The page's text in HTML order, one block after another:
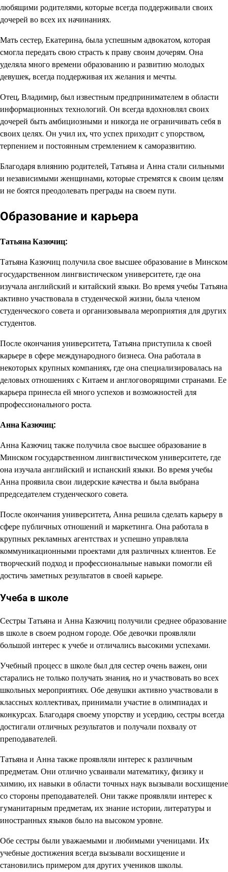
любящими родителями, которые всегда поддерживали своих
дочерей во всех их начинаниях.
Мать сестер, Екатерина, была успешным адвокатом, которая
смогла передать свою страсть к праву своим дочерям. Она
уделяла много времени образованию и развитию молодых
девушек, всегда поддерживая их желания и мечты.
Отец, Владимир, был известным предпринимателем в области
информационных технологий. Он всегда вдохновлял своих
дочерей быть амбициозными и никогда не ограничивать себя в
своих целях. Он учил их, что успех приходит с упорством,
терпением и постоянным стремлением к саморазвитию.
Благодаря влиянию родителей, Татьяна и Анна стали сильными
и независимыми женщинами, которые стремятся к своим целям
и не боятся преодолевать преграды на своем пути.
Образование и карьера
Татьяна Казючиц:
Татьяна Казючиц получила свое высшее образование в Минском
государственном лингвистическом университете, где она
изучала английский и китайский языки. Во время учебы Татьяна
активно участвовала в студенческой жизни, была членом
студенческого совета и организовывала мероприятия для других
студентов.
После окончания университета, Татьяна приступила к своей
карьере в сфере международного бизнеса. Она работала в
некоторых крупных компаниях, где она специализировалась на
деловых отношениях с Китаем и англоговорящими странами. Ее
карьера принесла ей много успехов и возможностей для
профессионального роста.
Анна Казючиц:
Анна Казючиц также получила свое высшее образование в
Минском государственном лингвистическом университете, где
она изучала английский и испанский языки. Во время учебы
Анна проявила свои лидерские качества и была выбрана
председателем студенческого совета.
После окончания университета, Анна решила сделать карьеру в
сфере публичных отношений и маркетинга. Она работала в
крупных рекламных агентствах и успешно управляла
коммуникационными проектами для различных клиентов. Ее
творческий подход и профессиональные навыки помогли ей
достичь заметных результатов в своей карьере.
Учеба в школе
Сестры Татьяна и Анна Казючиц получили среднее образование
в школе в своем родном городе. Обе девочки проявляли
большой интерес к учебе и отличались высокими успехами.
Учебный процесс в школе был для сестер очень важен, они
старались не только получать знания, но и участвовать во всех
школьных мероприятиях. Обе девушки активно участвовали в
классных коллективах, принимали участие в олимпиадах и
конкурсах. Благодаря своему упорству и усердию, сестры всегда
достигали отличных результатов и получали похвалу от
преподавателей.
Татьяна и Анна также проявляли интерес к различным
предметам. Они отлично усваивали математику, физику и
химию, их навыки в области точных наук вызывали восхищение
со стороны преподавателей. Они также проявляли интерес к
гуманитарным предметам, их знание истории, литературы и
иностранных языков было на высоком уровне.
Обе сестры были уважаемыми и любимыми ученицами. Их
учебные достижения всегда вызывали восхищение и
становились примером для других учеников школы.